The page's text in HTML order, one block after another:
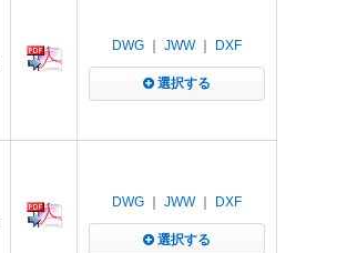
DWG JWW｜ DXF
選択する
DWG JWW｜ DXF
選択する